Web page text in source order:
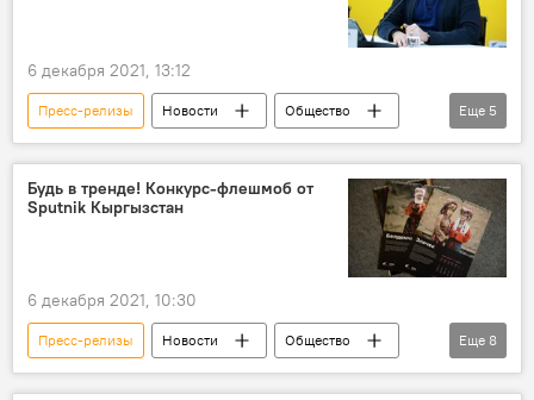
6 декабря 2021, 13:12
Пресс-релизы Новости
Общество
Пресс-центр
Кирилл Вышинский
мастер-класс
Образовательный проект SputnikPro
Еще 5
Будь в тренде! Конкурс-флешмоб от
Sputnik Кыргызстан
6 декабря 2021, 10:30
Пресс-релизы Новости
Общество
Кыргызстан
Культура
Еще 8